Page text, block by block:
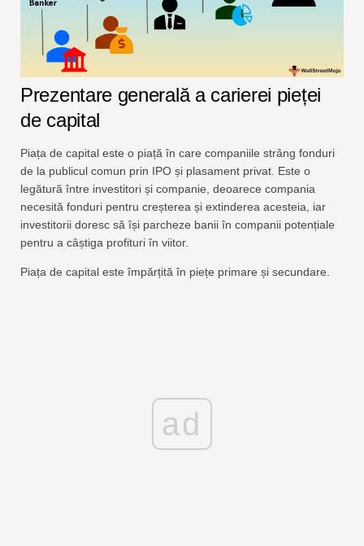
Prezentare generală a carierei pieței
de capital
Piața de capital este o piață în care companiile strâng fonduri
de la publicul comun prin IPO și plasament privat. Este o
legătură între investitori și companie, deoarece compania
necesită fonduri pentru creșterea și extinderea acesteia, iar
investitorii doresc să își parcheze banii în companii potențiale
pentru a câștiga profituri în viitor.
Piața de capital este împărțită în piețe primare și secundare.
ad